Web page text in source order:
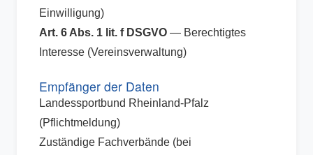
Einwilligung)
Art. 6 Abs. 1 lit. f DSGVO — Berechtigtes
Interesse (Vereinsverwaltung)
Empfänger der Daten
Landessportbund Rheinland-Pfalz
(Pflichtmeldung)
Zuständige Fachverbände (bei